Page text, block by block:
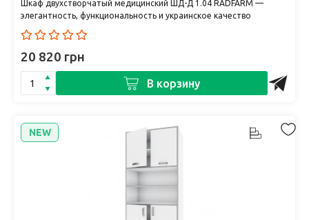
Шкаф двухстворчатый медицинский ШД-Д 1.04 RADFARM —
элегантность, функциональность и украинское качество
RADFARM – ..
20 820 грн
В корзину
NEW